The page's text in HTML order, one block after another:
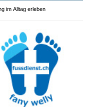
im Alltag erleben